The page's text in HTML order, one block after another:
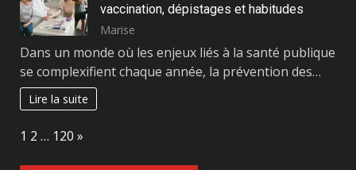
vaccination, dépistages et habitudes
Marise
Dans un monde où les enjeux liés à la santé publique
se complexifient chaque année, la prévention des…
Lire la suite
Page:
1 2 … 120 Next
»